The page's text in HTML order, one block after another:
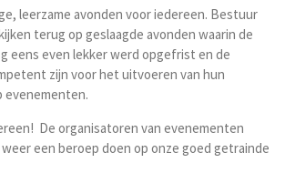
leerzame avonden voor iedereen. Bestuur
terug op geslaagde avonden waarin de
eens even lekker werd opgefrist en de
zijn voor het uitvoeren van hun
evenementen.
De organisatoren van evenementen
een beroep doen op onze goed getrainde